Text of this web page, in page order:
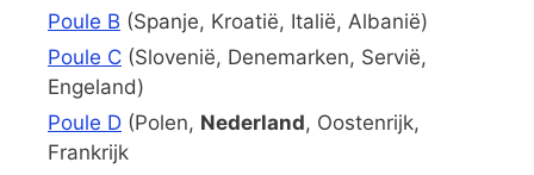
Poule B (Spanje, Kroatië, Italië, Albanië)
Poule C (Slovenië, Denemarken, Servië,
Engeland)
Poule D (Polen, Nederland, Oostenrijk,
Frankrijk